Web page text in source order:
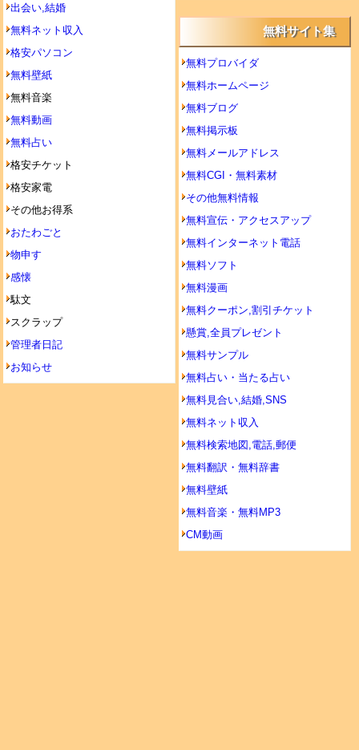
出会い,結婚
無料ネット収入
格安パソコン
無料壁紙
無料音楽
無料動画
無料占い
格安チケット
格安家電
その他お得系
おたわごと
物申す
感懐
駄文
スクラップ
管理者日記
お知らせ
無料サイト集
無料プロバイダ
無料ホームページ
無料ブログ
無料掲示板
無料メールアドレス
無料CGI・無料素材
その他無料情報
無料宣伝・アクセスアップ
無料インターネット電話
無料ソフト
無料漫画
無料クーポン,割引チケット
懸賞,全員プレゼント
無料サンプル
無料占い・当たる占い
無料見合い,結婚,SNS
無料ネット収入
無料検索地図,電話,郵便
無料翻訳・無料辞書
無料壁紙
無料音楽・無料MP3
CM動画